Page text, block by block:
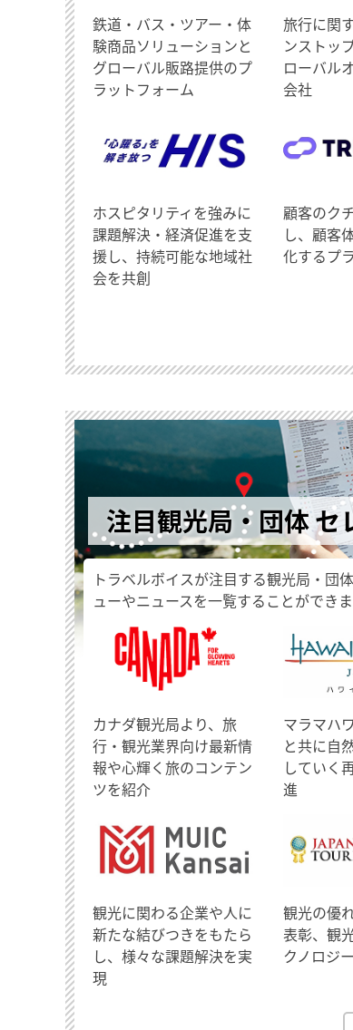
鉄道・バス・ツアー・体
験商品ソリューションと
グローバル販路提供のプ
ラットフォーム
旅行に関
ンストッ
ローバル
会社
ホスピタリティを強みに
課題解決・経済促進を支
援し、持続可能な地域社
会を共創
顧客のク
し、顧客
化するプ
注目観光局・団体 セ
トラベルボイスが注目する観光局・団
ューやニュースを一覧することができま
​カナダ観光局より、旅
行・観光業界向け最新情
報や心輝く旅のコンテン
ツを紹介
マラマハ
と共に自
していく
進
観光に関わる企業や人に
新たな結びつきをもたら
し、様々な課題解決を実
現
観光の優
表彰、観
クノロジ